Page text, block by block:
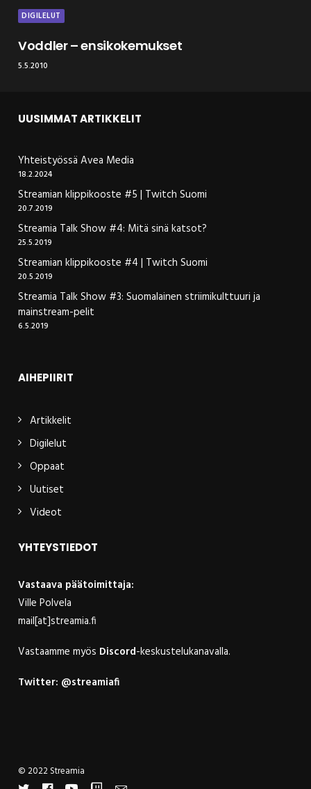
DIGILELUT
Voddler – ensikokemukset
5.5.2010
UUSIMMAT ARTIKKELIT
Yhteistyössä Avea Media
18.2.2024
Streamian klippikooste #5 | Twitch Suomi
20.7.2019
Streamia Talk Show #4: Mitä sinä katsot?
25.5.2019
Streamian klippikooste #4 | Twitch Suomi
20.5.2019
Streamia Talk Show #3: Suomalainen striimikulttuuri ja
mainstream-pelit
6.5.2019
AIHEPIIRIT
Artikkelit
Digilelut
Oppaat
Uutiset
Videot
YHTEYSTIEDOT
Vastaava päätoimittaja:
Ville Polvela
mail[at]streamia.fi
Vastaamme myös Discord-keskustelukanavalla.
Twitter: @streamiafi
© 2022 Streamia